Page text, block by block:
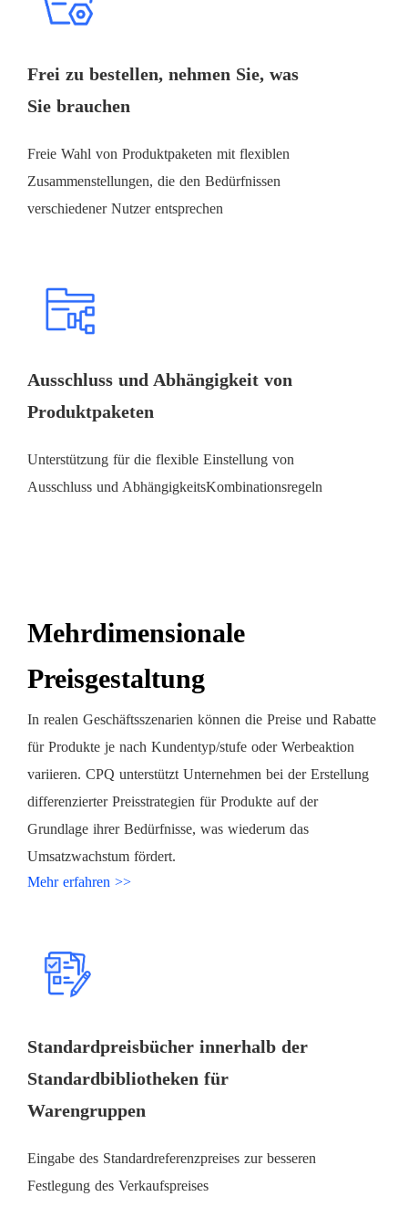
Frei zu bestellen, nehmen Sie, was
Sie brauchen
Freie Wahl von Produktpaketen mit flexiblen
Zusammenstellungen, die den Bedürfnissen
verschiedener Nutzer entsprechen
Ausschluss und Abhängigkeit von
Produktpaketen
Unterstützung für die flexible Einstellung von
Ausschluss und AbhängigkeitsKombinationsregeln
Mehrdimensionale
Preisgestaltung
In realen Geschäftsszenarien können die Preise und Rabatte
für Produkte je nach Kundentyp/stufe oder Werbeaktion
variieren. CPQ unterstützt Unternehmen bei der Erstellung
differenzierter Preisstrategien für Produkte auf der
Grundlage ihrer Bedürfnisse, was wiederum das
Umsatzwachstum fördert.
Mehr erfahren >>
Standardpreisbücher innerhalb der
Standardbibliotheken für
Warengruppen
Eingabe des Standardreferenzpreises zur besseren
Festlegung des Verkaufspreises